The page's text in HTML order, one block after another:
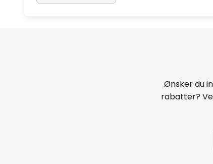
Ønsker du
rabatter?